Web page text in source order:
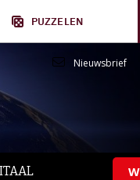
PUZZELEN
Nieuwsbrief